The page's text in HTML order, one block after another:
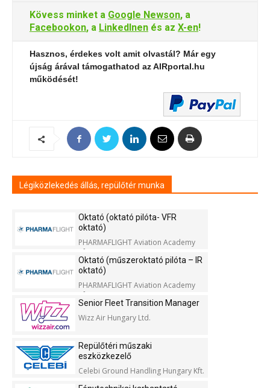
Kövess minket a Google Newson, a
Facebookon, a LinkedInen és az X-en!
Hasznos, érdekes volt amit olvastál? Már egy
újság árával támogathatod az AIRportal.hu
működését!
Légiközlekedés állás, repülőtér munka
Oktató (oktató pilóta- VFR
oktató)
PHARMAFLIGHT Aviation Academy
Kft.
Oktató (műszeroktató pilóta – IR
oktató)
PHARMAFLIGHT Aviation Academy
Kft.
Senior Fleet Transition Manager
Wizz Air Hungary Ltd.
Repülőtéri műszaki
eszközkezelő
Celebi Ground Handling Hungary Kft.